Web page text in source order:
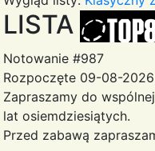
LISTA
Notowanie #987
Rozpoczęte 09-08-
Zapraszamy do
lat osiemdziesiątych.
Przed zabawą